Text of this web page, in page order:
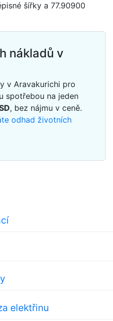
elektřinu
šířky a 77.90900
nákladů v
v Aravakurichi pro
spotřebou na jeden
, bez nájmu v ceně.
odhad životních